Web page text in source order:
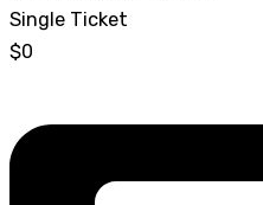
Single Ticket
$0